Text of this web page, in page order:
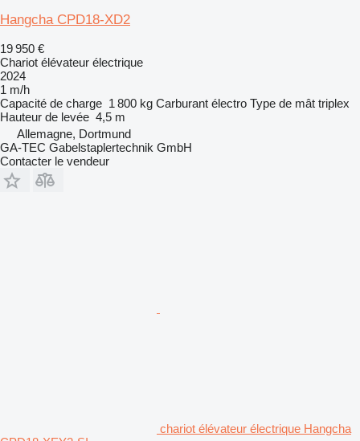
Hangcha CPD18-XD2
19 950 €
Chariot élévateur électrique
2024
1 m/h
Capacité de charge 1 800 kg Carburant électro Type de mât triplex
Hauteur de levée 4,5 m
Allemagne, Dortmund
GA-TEC Gabelstaplertechnik GmbH
Contacter le vendeur
chariot élévateur électrique Hangcha